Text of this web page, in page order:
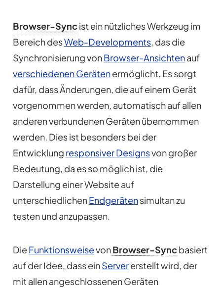
Browser-Syncist ein nützliches Werkzeug im
Bereich desWeb-Developments, das die
Synchronisierung vonBrowser-Ansichtenauf
verschiedenen Gerätenermöglicht. Es sorgt
dafür, dass Änderungen, die auf einem Gerät
vorgenommen werden, automatisch auf allen
anderen verbundenen Geräten übernommen
werden. Dies ist besonders bei der
Entwicklung responsiver Designsvon großer
Bedeutung, da es so möglich ist, die
Darstellung einer Website auf
unterschiedlichenEndgerätensimultan zu
testen und anzupassen.
DieFunktionsweisevonBrowser-Syncbasiert
auf der Idee, dass einServererstellt wird, der
mit allen angeschlossenen Geräten